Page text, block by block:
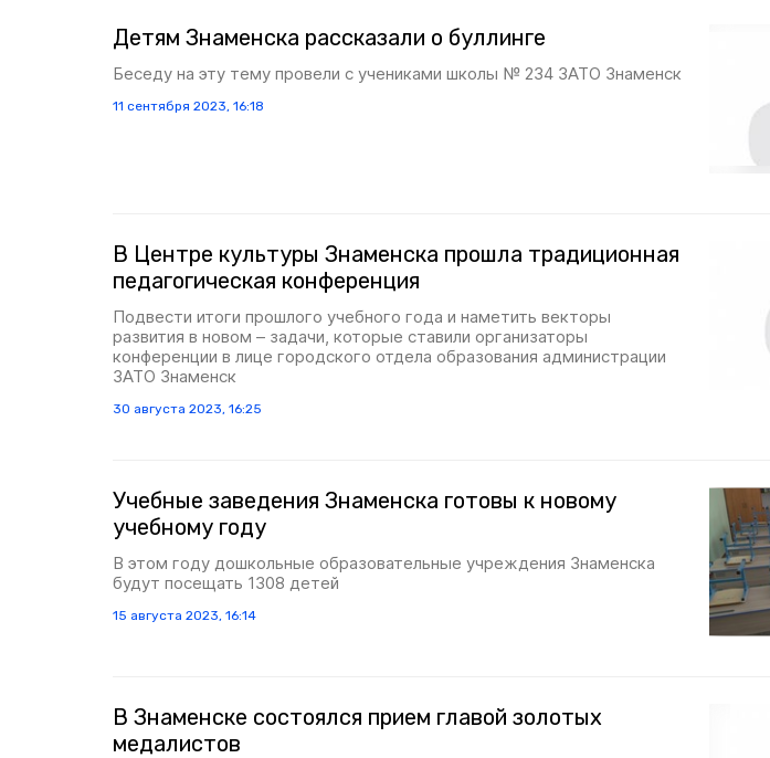
Детям Знаменска рассказали о буллинге
Беседу на эту тему провели с учениками школы № 234 ЗАТО Знаменск
11 сентября 2023, 16:18
В Центре культуры Знаменска прошла традиционная
педагогическая конференция
Подвести итоги прошлого учебного года и наметить векторы
развития в новом – задачи, которые ставили организаторы
конференции в лице городского отдела образования администрации
ЗАТО Знаменск
30 августа 2023, 16:25
Учебные заведения Знаменска готовы к новому
учебному году
В этом году дошкольные образовательные учреждения Знаменска
будут посещать 1308 детей
15 августа 2023, 16:14
В Знаменске состоялся прием главой золотых
медалистов